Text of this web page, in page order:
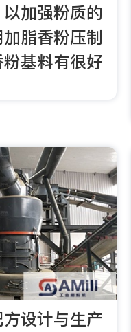
加强粉质的
脂香粉压制
基料有很好
设计与生产